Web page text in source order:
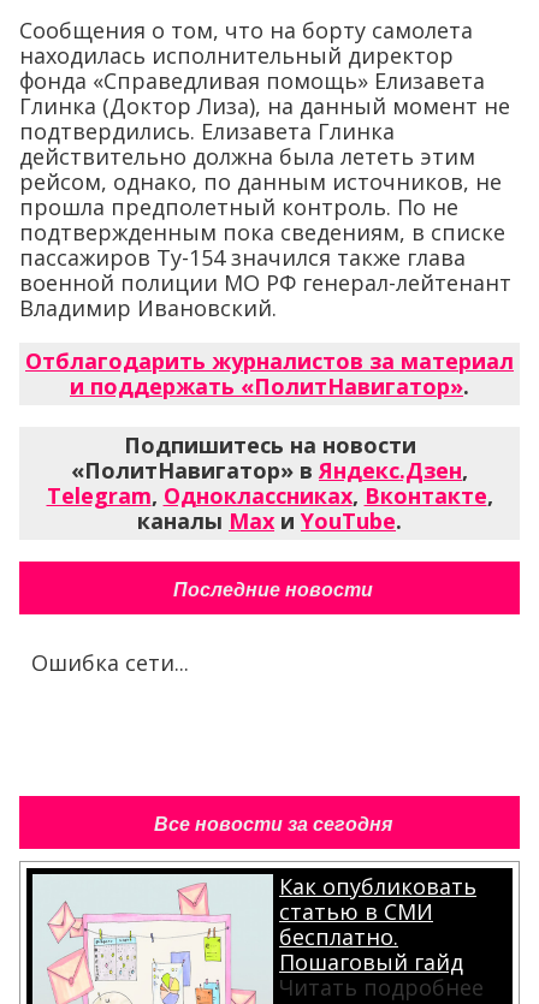
Сообщения о том, что на борту самолета
находилась исполнительный директор
фонда «Справедливая помощь» Елизавета
Глинка (Доктор Лиза), на данный момент не
подтвердились. Елизавета Глинка
действительно должна была лететь этим
рейсом, однако, по данным источников, не
прошла предполетный контроль. По не
подтвержденным пока сведениям, в списке
пассажиров Ту-154 значился также глава
военной полиции МО РФ генерал-лейтенант
Владимир Ивановский.
Отблагодарить журналистов за материал
и поддержать «ПолитНавигатор».
Подпишитесь на новости
«ПолитНавигатор» вЯндекс.Дзен,
Telegram, Одноклассниках, Вконтакте,
каналы Max и YouTube.
Последние новости
Ошибка сети...
Все новости за сегодня
Как опубликовать
статью в СМИ
бесплатно.
Пошаговый гайд
Читать подробнее